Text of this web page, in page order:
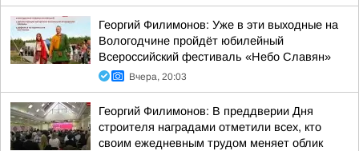
Георгий Филимонов: Уже в эти выходные на
Вологодчине пройдёт юбилейный
Всероссийский фестиваль «Небо Славян»
Вчера, 20:03
Георгий Филимонов: В преддверии Дня
строителя наградами отметили всех, кто
своим ежедневным трудом меняет облик